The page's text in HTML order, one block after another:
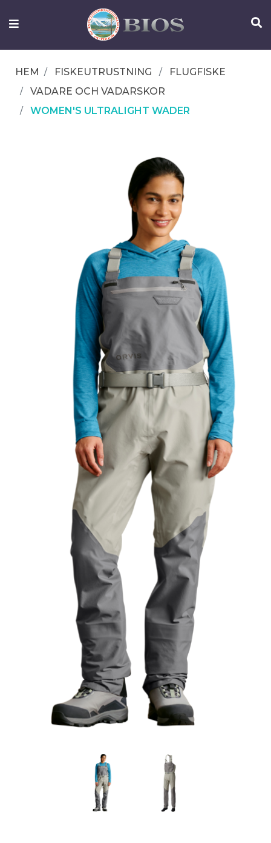
FISKEUTRUSTNING
OM
IFISH
HEM FISKEUTRUSTNING
FLUGFISKE
VADARE OCH VADARSKOR
WOMEN'S ULTRALIGHT WADER